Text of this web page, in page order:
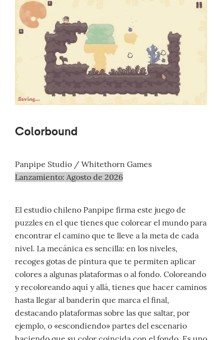
Colorbound
Panpipe Studio / Whitethorn Games
Lanzamiento: Agosto de 2026
El estudio chileno Panpipe firma este juego de
puzzles en el que tienes que colorear el mundo para
encontrar el camino que te lleve a la meta de cada
nivel. La mecánica es sencilla: en los niveles,
recoges gotas de pintura que te permiten aplicar
colores a algunas plataformas o al fondo. Coloreando
y recoloreando aquí y allá, tienes que hacer caminos
hasta llegar al banderín que marca el final,
destacando plataformas sobre las que saltar, por
ejemplo, o «escondiendo» partes del escenario